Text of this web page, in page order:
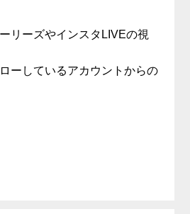
リーズやインスタLIVEの視
ーしているアカウントからの